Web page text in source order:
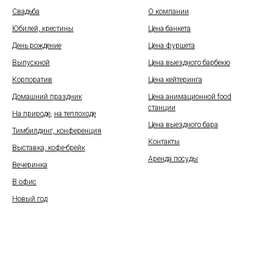
Свадьба
Юбилей, крестины
День рождение
Выпускной
Корпоратив
Домашний праздник
На природе, на теплоходе
Тимбилдинг, конференция
Выставка, кофе-брейк
Вечеринка
В офис
Новый год
О компании
Цена банкета
Цена фуршета
Цена выездного барбекю
Цена кейтеринга
Цена анимационной food
станции
Цена выездного бара
Контакты
Аренда посуды